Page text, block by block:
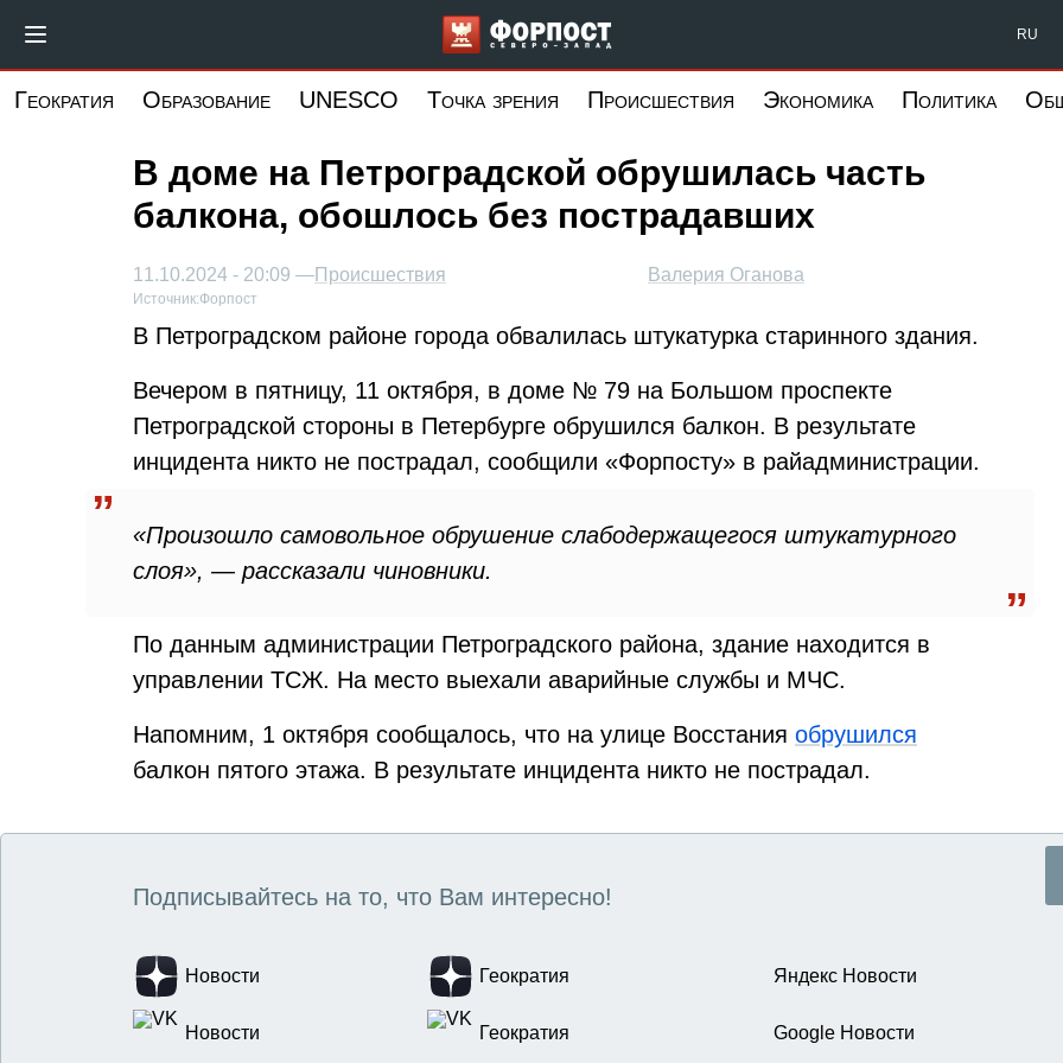
основному
Форпост Северо-Запад RU
Геократия Образование UNESCO Точка зрения Происшествия Экономика Политика
В доме на Петроградской обрушилась часть
балкона, обошлось без пострадавших
Валерия Оганова
11.10.2024 - 20:09 —Происшествия
Источник:Форпост
В Петроградском районе города обвалилась штукатурка старинного здания.
Вечером в пятницу, 11 октября, в доме № 79 на Большом проспекте
Петроградской стороны в Петербурге обрушился балкон. В результате
инцидента никто не пострадал, сообщили «Форпосту» в райадминистрации.
«Произошло самовольное обрушение слабодержащегося штукатурного
слоя», — рассказали чиновники.
По данным администрации Петроградского района, здание находится в
управлении ТСЖ. На место выехали аварийные службы и МЧС.
Напомним, 1 октября сообщалось, что на улице Восстания обрушился
балкон пятого этажа. В результате инцидента никто не пострадал.
Подписывайтесь на то, что Вам интересно!
Новости Геократия Яндекс Новости
Новости Геократия Google Новости